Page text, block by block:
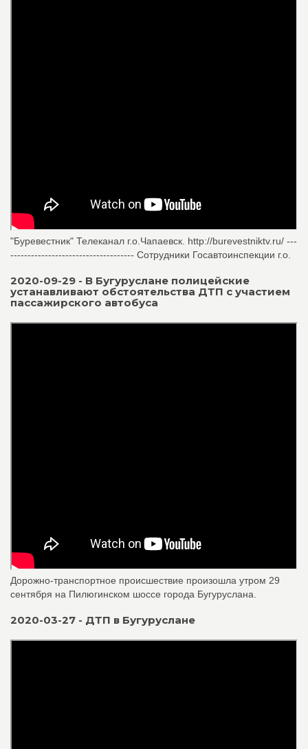
"Буревестник" Телеканал г.о.Чапаевск. http://burevestniktv.ru/ ---
------------------------------------ Сотрудники Госавтоинспекции г.о.
2020-09-29 - В Бугуруслане полицейские
устанавливают обстоятельства ДТП с участием
пассажирского автобуса
Дорожно-транспортное происшествие произошла утром 29
сентября на Пилюгинском шоссе города Бугуруслана.
2020-03-27 - ДТП в Бугуруслане